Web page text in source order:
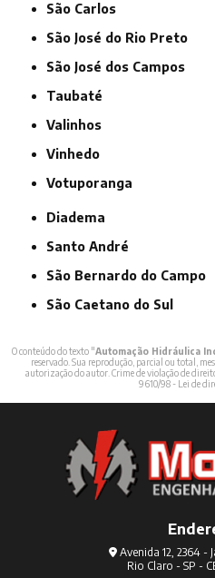
São Carlos
São José do Rio Preto
São José dos Campos
Taubaté
Valinhos
Vinhedo
Votuporanga
Diadema
Santo André
São Bernardo do Campo
São Caetano do Sul
O conteúdo do texto "Automação Hidráulica
reservado. Sua reprodução, parcial ou total,
autorização do autor. Crime de violação de
9610/98 - Lei de
Avenida 12, 2364 -
Rio Claro - SP -